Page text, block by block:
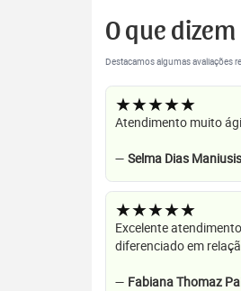
O que
Destacamos algumas avaliações
★★★★★
Atendimento muito
— Selma Dias
★★★★★
Excelente
diferenciado em
— Fabiana Thomaz